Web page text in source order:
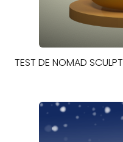
TEST DE NOMAD SCULPT